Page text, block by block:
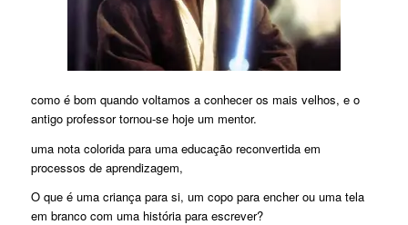
como é bom quando voltamos a conhecer os mais velhos, e o
antigo professor tornou-se hoje um mentor.
uma nota colorida para uma educação reconvertida em
processos de aprendizagem,
O que é uma criança para si, um copo para encher ou uma tela
em branco com uma história para escrever?